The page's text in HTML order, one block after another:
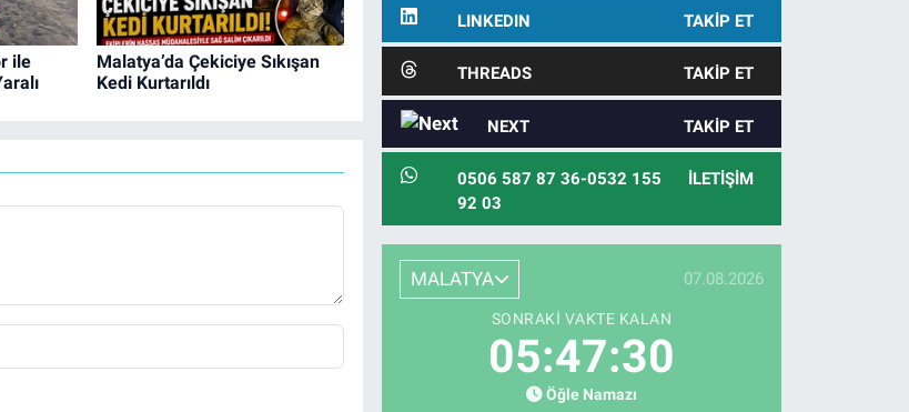
ile
Malatya’da Çekiciye Sıkışan
Kedi Kurtarıldı
LINKEDIN TAKIP ET
THREADS TAKIP ET
NEXT TAKIP ET
0506 587 87 36-0532 155
92 03
İLETIŞIM
MALATYA 07.08.2026
SONRAKI VAKTE KALAN
05:47:29
Öğle Namazı